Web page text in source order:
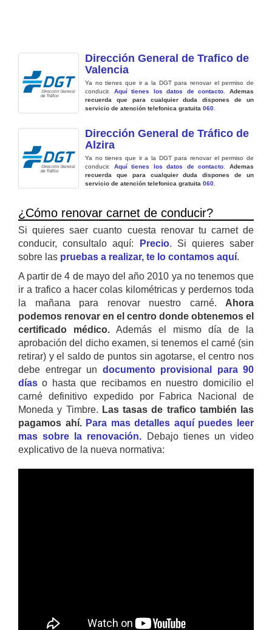
Dirección General de Trafico de
Valencia
Ya no tienes que ir a la DGT para renovar el permiso de
conducir. Aquí tienes los datos de contacto .Ademas
recuerda que para cualquier duda dispones de un
servicio de atención telefonica gratuita 060
Dirección General de Tráfico de
Alzira
Ya no tienes que ir a la DGT para renovar el permiso de
conducir. Aquí tienes los datos de contacto .Ademas
recuerda que para cualquier duda dispones de un
servicio de atención telefonica gratuita 060
¿Cómo renovar carnet de conducir?
Si quieres saer cuanto cuesta renovar tu carnet de
conducir, consultalo aquí:
Precio. Si quieres saber
sobre las pruebas a realizar, te lo contamos aquí.
A partir de 4 de mayo del año 2010 ya no tenemos que
ir a trafico a hacer colas kilométricas y perdernos toda
la mañana para renovar nuestro carné. Ahora
podemos renovar en el centro donde obtenemos el
certificado médico. Además el mismo día de la
aprobación del dicho examen, si tenemos el carné (sin
retirar) y el saldo de puntos sin agotarse, el centro nos
debe entregar un documento provisional para 90
días o hasta que recibamos en nuestro domicilio el
carné definitivo expedido por Fabrica Nacional de
Moneda y Timbre. Las tasas de trafico también las
pagamos ahí. Para mas detalles aquí puedes leer
mas sobre la renovación. Debajo tienes un video
explicativo de la nueva normativa: